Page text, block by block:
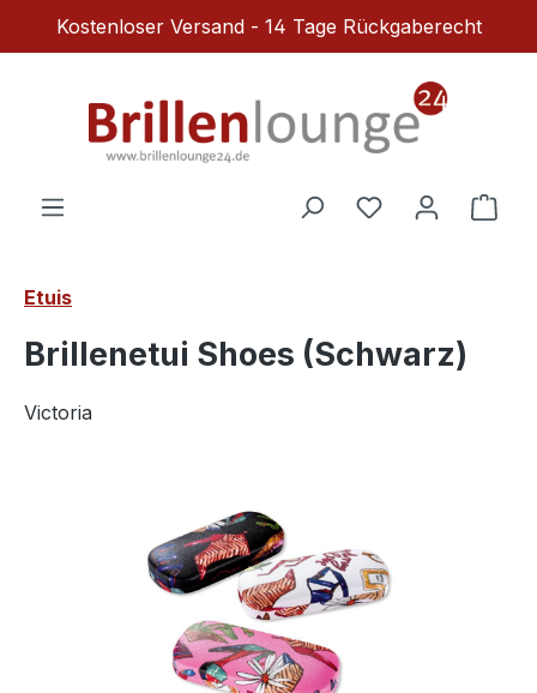
Zum Hauptinhalt springen
Kostenloser Versand - 14 Tage Rückgaberecht
Du hast 0
Etuis
Brillenetui Shoes (Schwarz)
Victoria